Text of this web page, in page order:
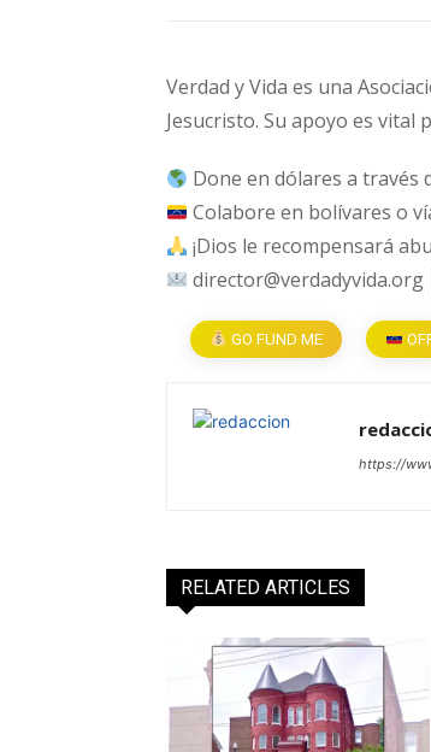
Verdad y Vida es una
Jesucristo. Su apoyo es
Done en dólares a través
Colabore en bolívares o
¡Dios le recompensará
director@verdadyvida.org
GO FUND ME
https://
RELATED ARTICLES